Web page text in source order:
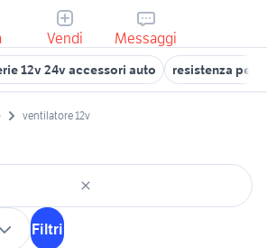
Vendi Messaggi
12v 24v accessori auto resistenza per
ventilatore 12v
Filtri